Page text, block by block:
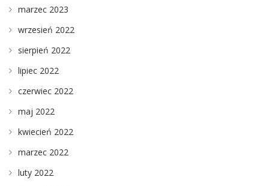
marzec 2023
wrzesień 2022
sierpień 2022
lipiec 2022
czerwiec 2022
maj 2022
kwiecień 2022
marzec 2022
luty 2022